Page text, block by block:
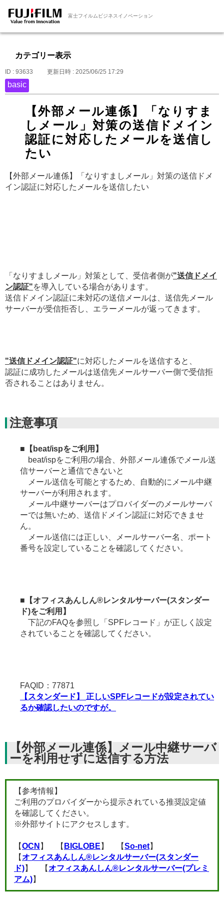
富士フイルムビジネスイノベーション
カテゴリー表示
ID : 93633 更新日時 : 2025/06/25 17:29
basic
【外部メール連係】「なりすま
しメール」対策の送信ドメイン
認証に対応したメールを送信し
たい
【外部メール連係】「なりすましメール」対策の送信ドメ
イン認証に対応したメールを送信したい
「なりすましメール」対策として、受信者側が"送信ドメイ
ン認証"を導入している場合があります。
送信ドメイン認証に未対応の送信メールは、送信先メール
サーバーが受信拒否し、エラーメールが返ってきます。
"送信ドメイン認証"に対応したメールを送信すると、
認証に成功したメールは送信先メールサーバー側で受信拒
否されることはありません。
注意事項
■ 【beat/ispをご利用】
beat/ispをご利用の場合、外部メール連係でメール送
信サーバーと通信できないと
メール送信を可能とするため、自動的にメール中継
サーバーが利用されます。
メール中継サーバーはプロバイダーのメールサーバ
ーでは無いため、送信ドメイン認証に対応できませ
ん。
メール送信には正しい、メールサーバー名、ポート
番号を設定していることを確認してください。
■ 【オフィスあんしん®レンタルサーバー(スタンダー
ド)をご利用】
下記のFAQを参照し「SPFレコード」が正しく設定
されていることを確認してください。
FAQID：77871
【スタンダード】 正しいSPFレコードが設定されてい
るか確認したいのですが。
【外部メール連係】メール中継サーバ
ーを利用せずに送信する方法
【参考情報】
ご利用のプロバイダーから提示されている推奨設定値
を確認してください。
※外部サイトにアクセスします。
【OCN 】 【 BIGLOBE 】 【So-net】
【オフィスあんしん®レンタルサーバー(スタンダー
ド)】 【オフィスあんしん®レンタルサーバー(プレミ
アム)】